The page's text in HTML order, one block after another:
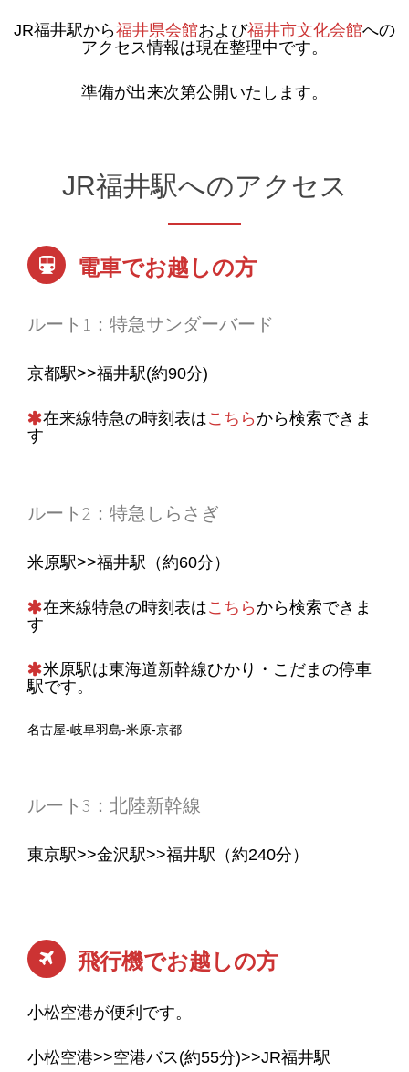
JR福井駅から福井県会館および福井市文化会館への
アクセス情報は現在整理中です。
準備が出来次第公開いたします。
JR福井駅へのアクセス
電車でお越しの方
ルート1：特急サンダーバード
京都駅>>福井駅(約90分)
在来線特急の時刻表はこちらから検索できま
す
ルート2：特急しらさぎ
米原駅>>福井駅（約60分）
在来線特急の時刻表はこちらから検索できま
す
米原駅は東海道新幹線ひかり・こだまの停車
駅です。
名古屋-岐阜羽島-米原-京都
ルート3：北陸新幹線
東京駅>>金沢駅>>福井駅（約240分）
飛行機でお越しの方
小松空港が便利です。
小松空港>>空港バス(約55分)>>JR福井駅